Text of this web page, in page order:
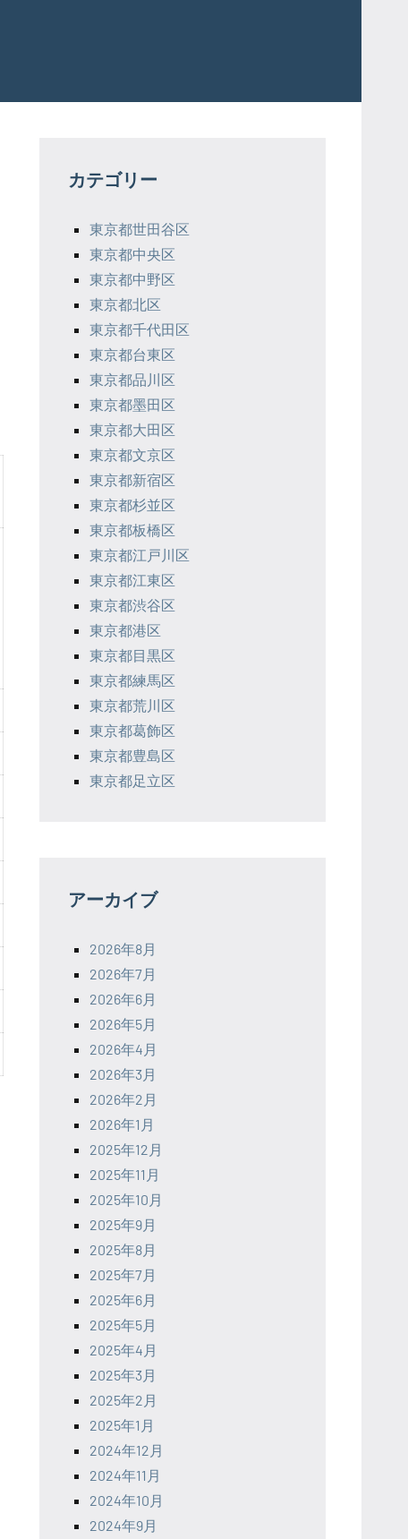
カテゴリー
東京都世田谷区
東京都中央区
東京都中野区
東京都北区
東京都千代田区
東京都台東区
東京都品川区
東京都墨田区
東京都大田区
東京都文京区
東京都新宿区
東京都杉並区
東京都板橋区
東京都江戸川区
東京都江東区
東京都渋谷区
東京都港区
東京都目黒区
東京都練馬区
東京都荒川区
東京都葛飾区
東京都豊島区
東京都足立区
アーカイブ
2026年8月
2026年7月
2026年6月
2026年5月
2026年4月
2026年3月
2026年2月
2026年1月
2025年12月
2025年11月
2025年10月
2025年9月
2025年8月
2025年7月
2025年6月
2025年5月
2025年4月
2025年3月
2025年2月
2025年1月
2024年12月
2024年11月
2024年10月
2024年9月